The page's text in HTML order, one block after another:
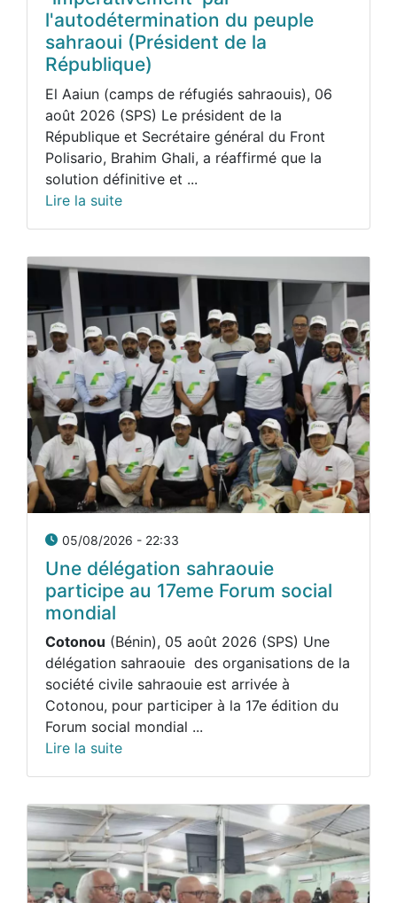
l'autodétermination du peuple
sahraoui (Président de la
République)
El Aaiun (camps de réfugiés sahraouis), 06
août 2026 (SPS) Le président de la
République et Secrétaire général du Front
Polisario, Brahim Ghali, a réaffirmé que la
solution définitive et ...
Lire la suite
05/08/2026 - 22:33
Une délégation sahraouie
participe au 17eme Forum social
mondial
Cotonou (Bénin), 05 août 2026 (SPS) Une
délégation sahraouie des organisations de la
société civile sahraouie est arrivée à
Cotonou, pour participer à la 17e édition du
Forum social mondial ...
Lire la suite